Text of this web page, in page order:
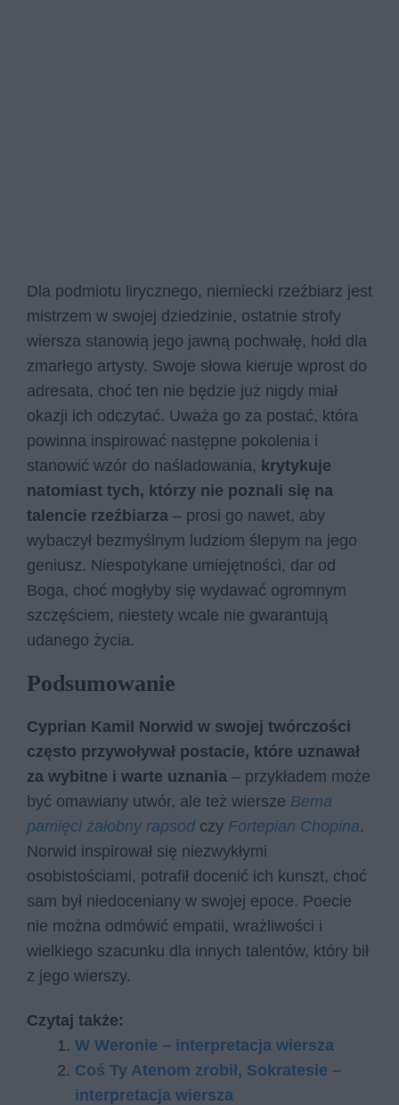
Dla podmiotu lirycznego, niemiecki rzeźbiarz jest
mistrzem w swojej dziedzinie, ostatnie strofy
wiersza stanowią jego jawną pochwałę, hołd dla
zmarłego artysty. Swoje słowa kieruje wprost do
adresata, choć ten nie będzie już nigdy miał
okazji ich odczytać. Uważa go za postać, która
powinna inspirować następne pokolenia i
stanowić wzór do naśladowania, krytykuje
natomiast tych, którzy nie poznali się na
talencie rzeźbiarza – prosi go nawet, aby
wybaczył bezmyślnym ludziom ślepym na jego
geniusz. Niespotykane umiejętności, dar od
Boga, choć mogłyby się wydawać ogromnym
szczęściem, niestety wcale nie gwarantują
udanego życia.
Podsumowanie
Cyprian Kamil Norwid w swojej twórczości
często przywoływał postacie, które uznawał
za wybitne i warte uznania – przykładem może
być omawiany utwór, ale też wiersze Bema
pamięci żałobny rapsod czy Fortepian Chopina.
Norwid inspirował się niezwykłymi
osobistościami, potrafił docenić ich kunszt, choć
sam był niedoceniany w swojej epoce. Poecie
nie można odmówić empatii, wrażliwości i
wielkiego szacunku dla innych talentów, który bił
z jego wierszy.
Czytaj także:
W Weronie – interpretacja wiersza
Coś Ty Atenom zrobił, Sokratesie –
interpretacja wiersza